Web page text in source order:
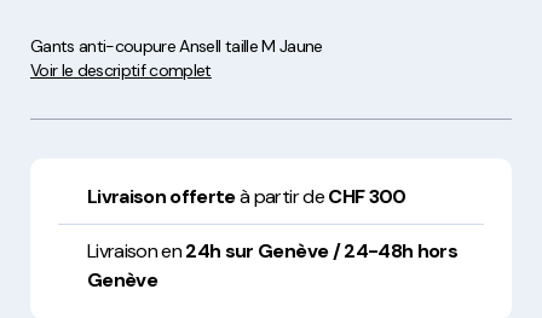
Gants anti-coupure Ansell taille M Jaune
Voir le descriptif complet
Livraison offerteà partir deCHF 300
Livraison en24h sur Genève / 24-48h hors
Genève